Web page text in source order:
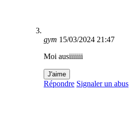
gym 15/03/2024 21:47
Moi ausiiiiiii
J'aime
Répondre Signaler un abus